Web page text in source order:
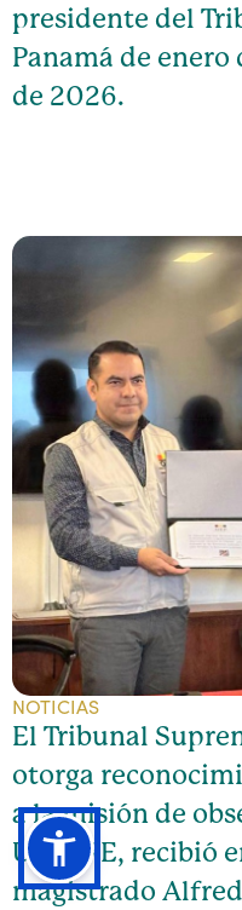
presidente del
Panamá de
de 2026.
NOTICIAS
El Tribunal
otorga
a la misión de
UNIORE, recibió
magistrado